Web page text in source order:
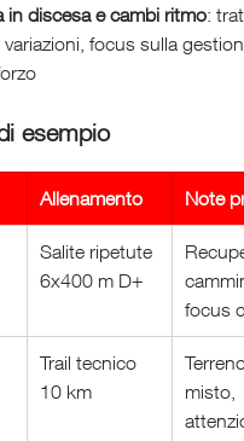
in discesa e cambi ritmo:
focus sulla
esempio
Allenamento Note
Salite ripetute
6x400 m D+
focus
Trail tecnico
10 km
misto,